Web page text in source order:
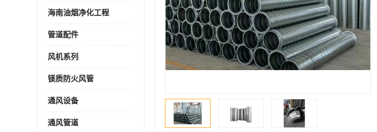
海南油烟净化工程
管道配件
风机系列
镁质防火风管
通风设备
通风管道